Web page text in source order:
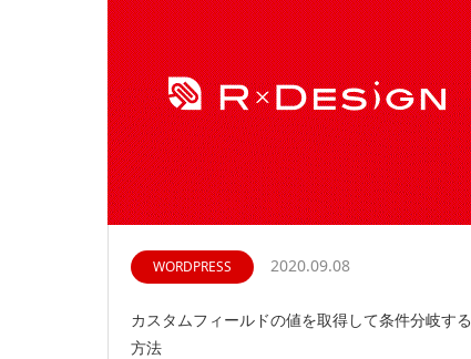
WORDPRESS 2020.09.08
カスタムフィールドの値を取得して条件分岐する
方法